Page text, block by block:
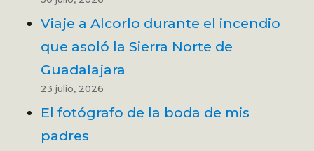
Viaje a Alcorlo durante el incendio
que asoló la Sierra Norte de
Guadalajara
23 julio, 2026
El fotógrafo de la boda de mis
padres